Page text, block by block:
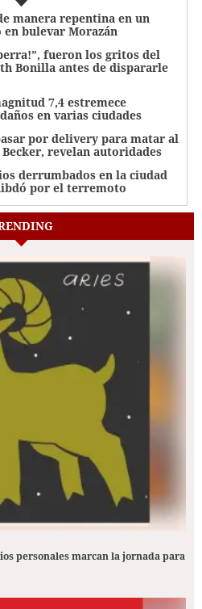
manera repentina en un
bulevar Morazán
fueron los gritos del
Bonilla antes de dispararle
7,4 estremece
en varias ciudades
por delivery para matar al
revelan autoridades
derrumbados en la ciudad
por el terremoto
personales marcan la jornada para